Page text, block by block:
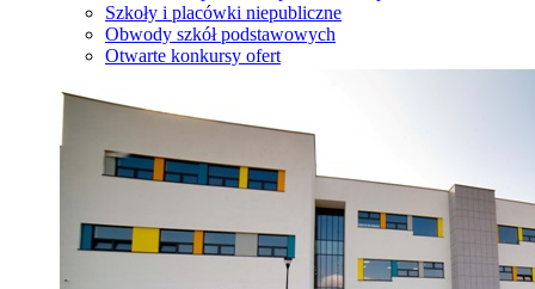
Szkoły i placówki niepubliczne
Obwody szkół podstawowych
Otwarte konkursy ofert